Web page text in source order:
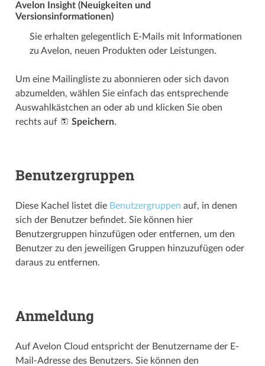
Avelon Insight (Neuigkeiten und
Versionsinformationen)
Sie erhalten gelegentlich E-Mails mit Informationen
zu Avelon, neuen Produkten oder Leistungen.
Um eine Mailingliste zu abonnieren oder sich davon
abzumelden, wählen Sie einfach das entsprechende
Auswahlkästchen an oder ab und klicken Sie oben
rechts auf
Speichern.
Benutzergruppen
Diese Kachel listet die Benutzergruppen auf, in denen
sich der Benutzer befindet. Sie können hier
Benutzergruppen hinzufügen oder entfernen, um den
Benutzer zu den jeweiligen Gruppen hinzuzufügen oder
daraus zu entfernen.
Anmeldung
Auf Avelon Cloud entspricht der Benutzername der E-
Mail-Adresse des Benutzers. Sie können den